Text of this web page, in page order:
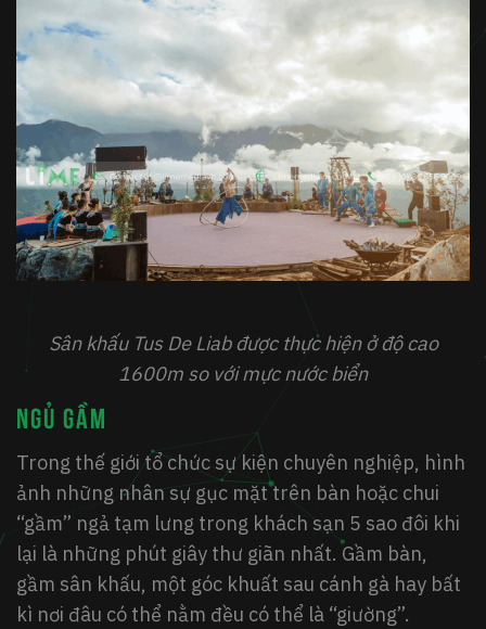
Sân khấu Tus De Liab được thực hiện ở độ cao
1600m so với mực nước biển
NGỦ GẦM
Trong thế giới tổ chức sự kiện chuyên nghiệp, hình
ảnh những nhân sự gục mặt trên bàn hoặc chui
“gầm” ngả tạm lưng trong khách sạn 5 sao đôi khi
lại là những phút giây thư giãn nhất. Gầm bàn,
gầm sân khấu, một góc khuất sau cánh gà hay bất
kì nơi đâu có thể nằm đều có thể là “giường”.